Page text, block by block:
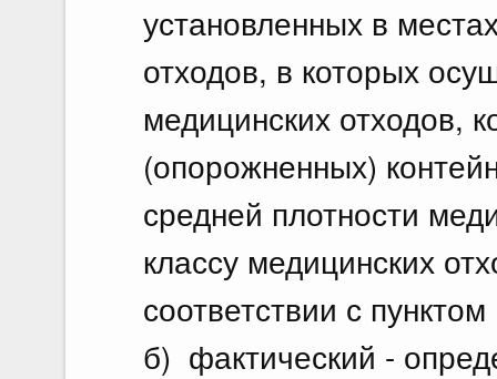
установленных в
отходов, в которых
медицинских отходов,
(опорожненных)
средней плотности
классу медицинских
соответствии с
б) фактический -